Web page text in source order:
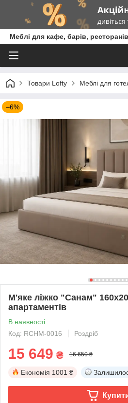
Меблі для кафе, барів, ресторанів
Товари Lofty Меблі для
–6%
М'яке ліжко "Санам"
апартаментів
В наявності
Код: RCHM-0016
Роздріб
15 649 ₴ 16 650 ₴
Економія 1001 ₴